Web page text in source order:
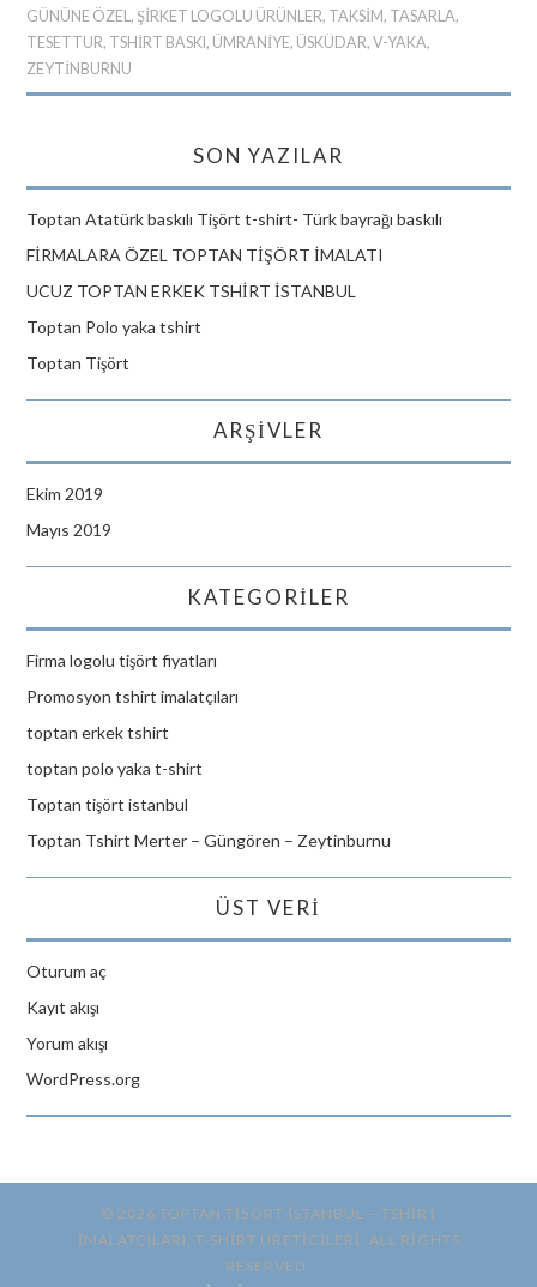
GÜNÜNE ÖZEL, ŞIRKET LOGOLU ÜRÜNLER, TAKSIM, TASARLA,
TESETTUR, TSHIRT BASKI, ÜMRANIYE, ÜSKÜDAR,V-YAKA,
ZEYTINBURNU
SON YAZILAR
Toptan Atatürk baskılı Tişört t-shirt- Türk bayrağı baskılı
FİRMALARA ÖZEL TOPTAN TİŞÖRT İMALATI
UCUZ TOPTAN ERKEK TSHİRT İSTANBUL
Toptan Polo yaka tshirt
Toptan Tişört
ARŞIVLER
Ekim 2019
Mayıs 2019
KATEGORILER
Firma logolu tişört fiyatları
Promosyon tshirt imalatçıları
toptan erkek tshirt
toptan polo yaka t-shirt
Toptan tişört istanbul
Toptan Tshirt Merter – Güngören – Zeytinburnu
ÜST VERI
Oturum aç
Kayıt akışı
Yorum akışı
WordPress.org
© 2026 TOPTAN TİŞÖRT İSTANBUL – TSHIRT
IMALATÇILARI, T-SHIRT ÜRETICILERI. ALL RIGHTS
RESERVED.